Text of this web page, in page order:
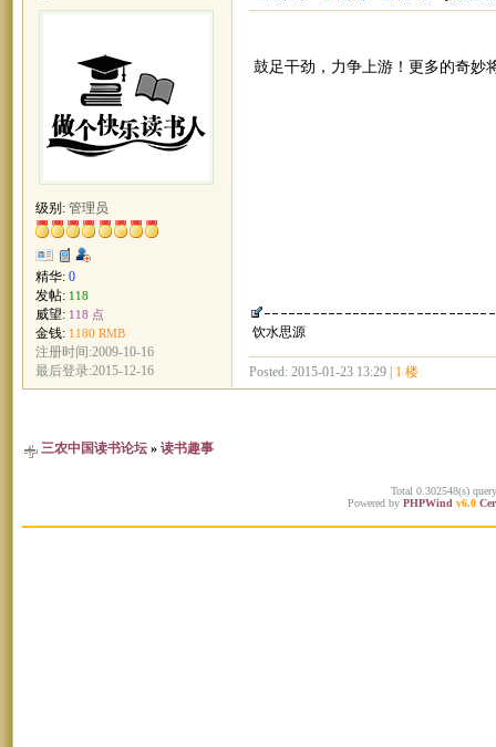
级别: 管理员
精华: 0
发帖: 118
威望: 118 点
金钱: 1180 RMB
注册时间:2009-10-16
最后登录:2015-12-16
鼓足干劲，力争上游！更多的奇妙
饮水思源
Posted: 2015-01-23 13:29 | 1 楼
三农中国读书论坛 » 读书趣事
Total 0.302548(s)
Powered by PHPWind v6.0